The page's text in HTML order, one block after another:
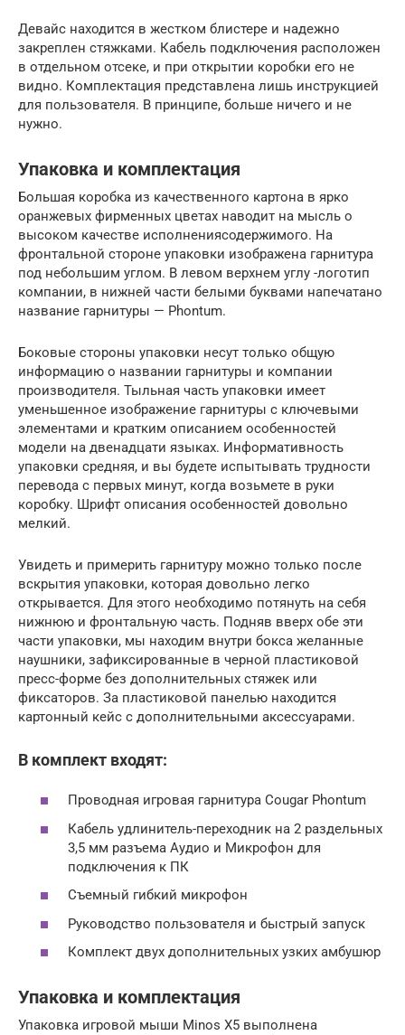
Девайс находится в жестком блистере и надежно
закреплен стяжками. Кабель подключения расположен
в отдельном отсеке, и при открытии коробки его не
видно. Комплектация представлена лишь инструкцией
для пользователя. В принципе, больше ничего и не
нужно.
Упаковка и комплектация
Большая коробка из качественного картона в ярко
оранжевых фирменных цветах наводит на мысль о
высоком качестве исполнениясодержимого. На
фронтальной стороне упаковки изображена гарнитура
под небольшим углом. В левом верхнем углу -логотип
компании, в нижней части белыми буквами напечатано
название гарнитуры — Phontum.
Боковые стороны упаковки несут только общую
информацию о названии гарнитуры и компании
производителя. Тыльная часть упаковки имеет
уменьшенное изображение гарнитуры с ключевыми
элементами и кратким описанием особенностей
модели на двенадцати языках. Информативность
упаковки средняя, и вы будете испытывать трудности
перевода с первых минут, когда возьмете в руки
коробку. Шрифт описания особенностей довольно
мелкий.
Увидеть и примерить гарнитуру можно только после
вскрытия упаковки, которая довольно легко
открывается. Для этого необходимо потянуть на себя
нижнюю и фронтальную часть. Подняв вверх обе эти
части упаковки, мы находим внутри бокса желанные
наушники, зафиксированные в черной пластиковой
пресс-форме без дополнительных стяжек или
фиксаторов. За пластиковой панелью находится
картонный кейс с дополнительными аксессуарами.
В комплект входят:
Проводная игровая гарнитура Cougar Phontum
Кабель удлинитель-переходник на 2 раздельных
3,5 мм разъема Аудио и Микрофон для
подключения к ПК
Съемный гибкий микрофон
Руководство пользователя и быстрый запуск
Комплект двух дополнительных узких амбушюр
Упаковка и комплектация
Упаковка игровой мыши Minos X5 выполнена